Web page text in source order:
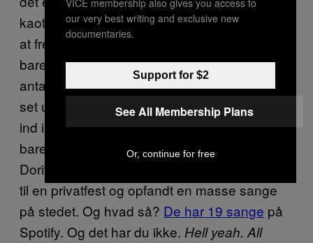
kaotisk, at den får Camper Van Beethoven til
at fremstå velstrukturerede. Måske er det
bare svært at være kynisk, når et ukendt
antal pothoveder bruger tre minutter på stort
set uafbrudt at synge //Hell yeah, all right
ind i hovedet på dig. Ja, det er sandsynligvis
bare et band af weed-bros med fedtede
Doritos-fingre, der engang hev guitarer frem
til en privatfest og opfandt en masse sange
på stedet. Og hvad så? De har 19 sange på
Spotify. Og det har du ikke. Hell yeah. All
our very best writing and exclusive new
documentaries.
Support for $2
See All Membership Plans
Or, continue for free